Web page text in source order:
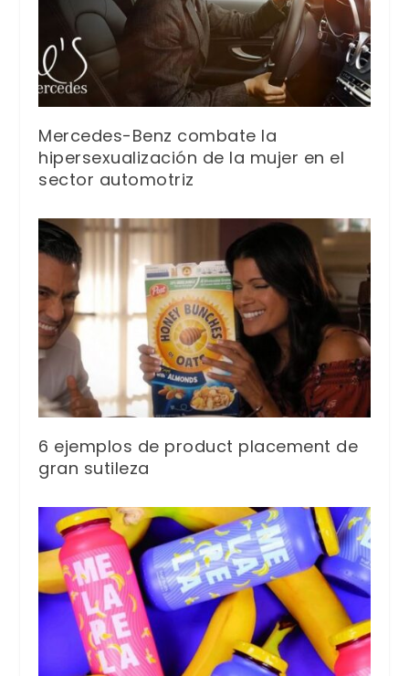
Mercedes-Benz combate la
hipersexualización de la mujer en el
sector automotriz
6 ejemplos de product placement de
gran sutileza